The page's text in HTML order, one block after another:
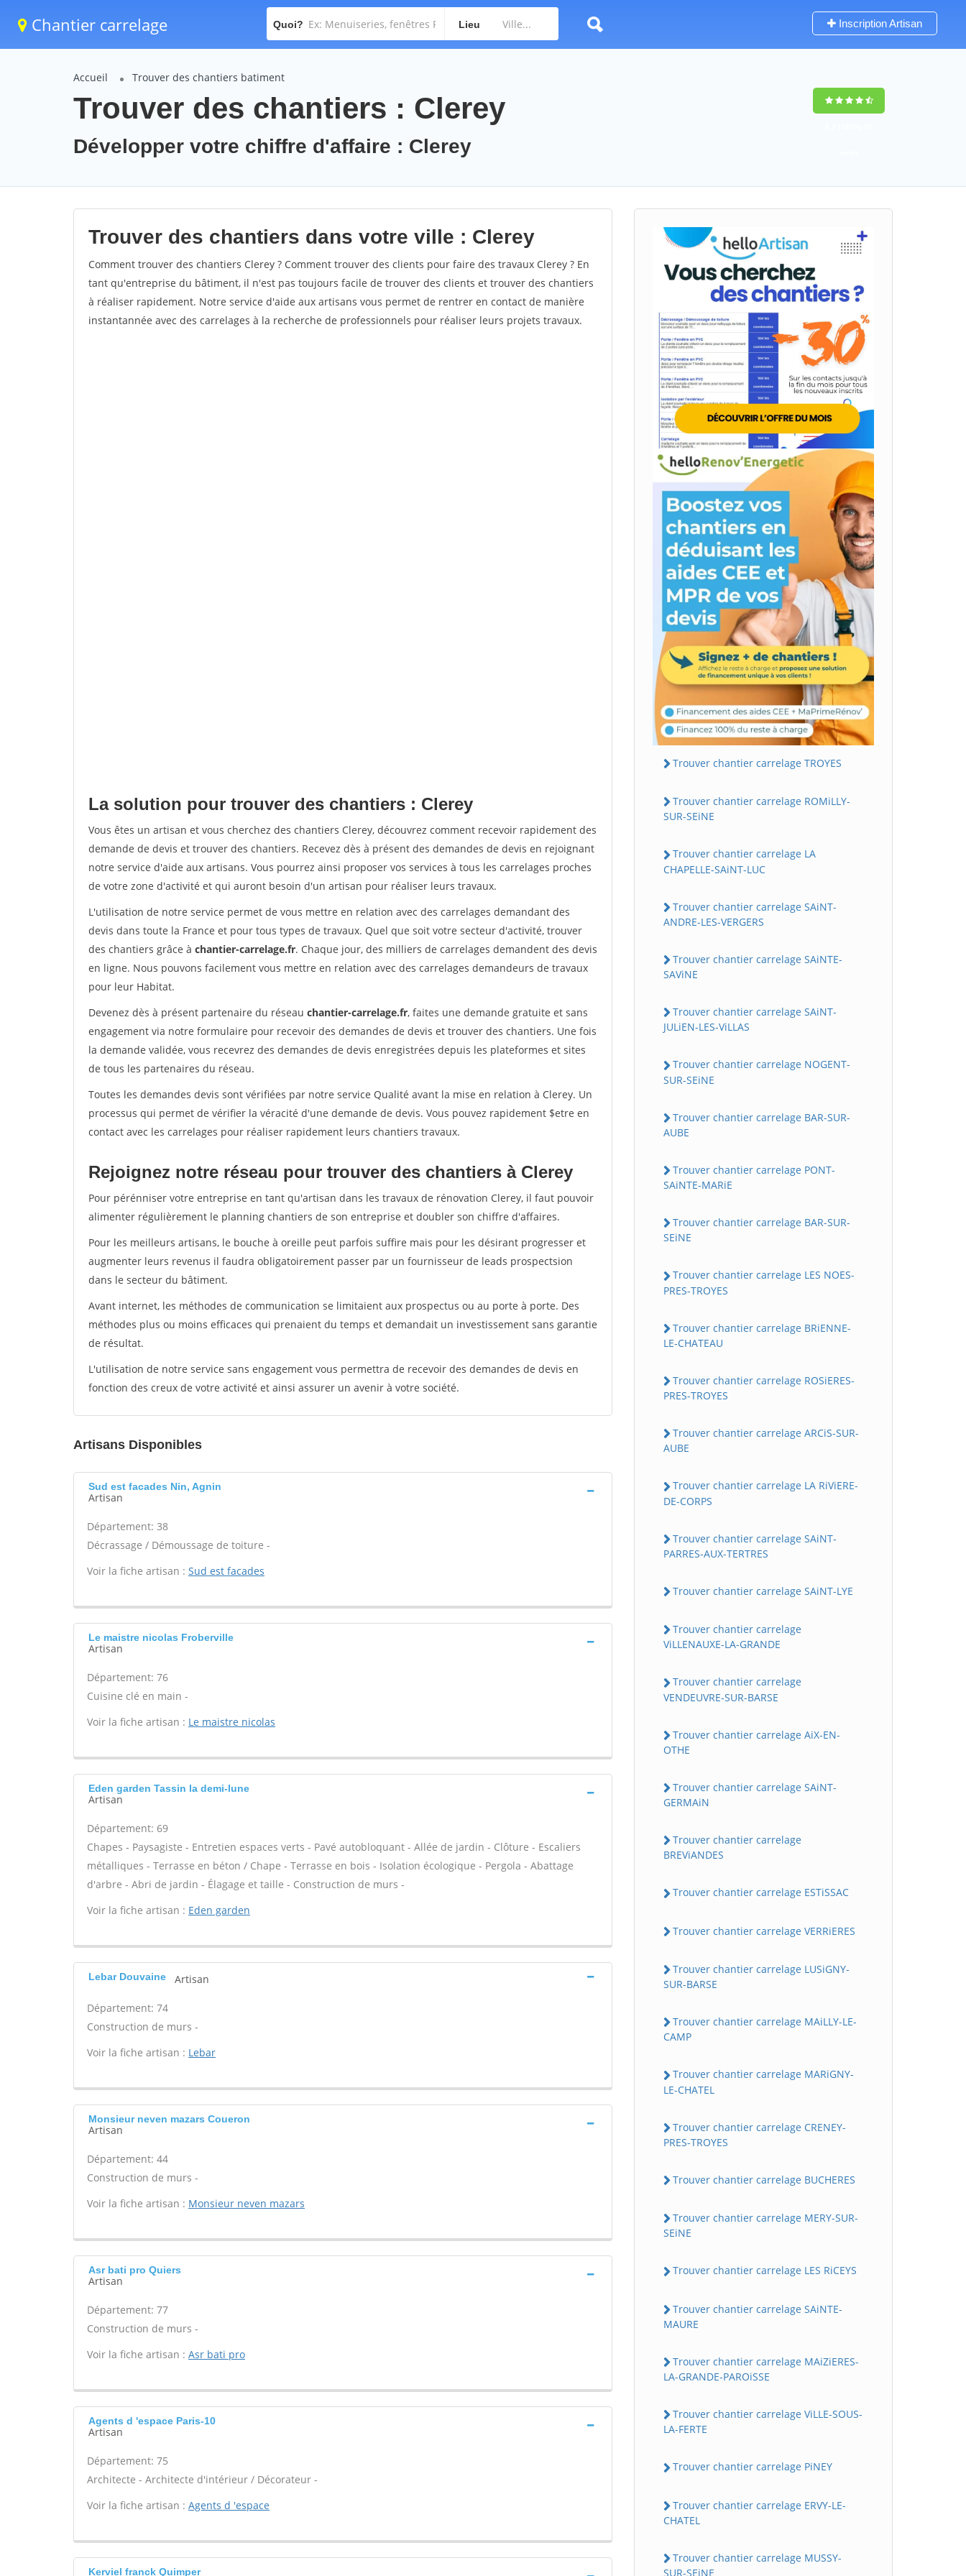
Chantier carrelage Quoi? Lieu Inscription Artisan
Accueil Trouver des chantiers batiment
Trouver des chantiers : Clerey
Développer votre chiffre d'affaire : Clerey
Trouver des chantiers dans votre ville : Clerey
Comment trouver des chantiers Clerey ? Comment trouver des clients pour faire des travaux Clerey ? En
tant qu'entreprise du bâtiment, il n'est pas toujours facile de trouver des clients et trouver des chantiers
à réaliser rapidement. Notre service d'aide aux artisans vous permet de rentrer en contact de manière
instantannée avec des carrelages à la recherche de professionnels pour réaliser leurs projets travaux.
La solution pour trouver des chantiers : Clerey
Vous êtes un artisan et vous cherchez des chantiers Clerey, découvrez comment recevoir rapidement des
demande de devis et trouver des chantiers. Recevez dès à présent des demandes de devis en rejoignant
notre service d'aide aux artisans. Vous pourrez ainsi proposer vos services à tous les carrelages proches
de votre zone d'activité et qui auront besoin d'un artisan pour réaliser leurs travaux.
L'utilisation de notre service permet de vous mettre en relation avec des carrelages demandant des
devis dans toute la France et pour tous types de travaux. Quel que soit votre secteur d'activité, trouver
des chantiers grâce à chantier-carrelage.fr. Chaque jour, des milliers de carrelages demandent des devis
en ligne. Nous pouvons facilement vous mettre en relation avec des carrelages demandeurs de travaux
pour leur Habitat.
Devenez dès à présent partenaire du réseau chantier-carrelage.fr, faites une demande gratuite et sans
engagement via notre formulaire pour recevoir des demandes de devis et trouver des chantiers. Une fois
la demande validée, vous recevrez des demandes de devis enregistrées depuis les plateformes et sites
de tous les partenaires du réseau.
Toutes les demandes devis sont vérifiées par notre service Qualité avant la mise en relation à Clerey. Un
processus qui permet de vérifier la véracité d'une demande de devis. Vous pouvez rapidement $etre en
contact avec les carrelages pour réaliser rapidement leurs chantiers travaux.
Rejoignez notre réseau pour trouver des chantiers à Clerey
Pour pérénniser votre entreprise en tant qu'artisan dans les travaux de rénovation Clerey, il faut pouvoir
alimenter régulièrement le planning chantiers de son entreprise et doubler son chiffre d'affaires.
Pour les meilleurs artisans, le bouche à oreille peut parfois suffire mais pour les désirant progresser et
augmenter leurs revenus il faudra obligatoirement passer par un fournisseur de leads prospectsion
dans le secteur du bâtiment.
Avant internet, les méthodes de communication se limitaient aux prospectus ou au porte à porte. Des
méthodes plus ou moins efficaces qui prenaient du temps et demandait un investissement sans garantie
de résultat.
L'utilisation de notre service sans engagement vous permettra de recevoir des demandes de devis en
fonction des creux de votre activité et ainsi assurer un avenir à votre société.
Artisans Disponibles
Sud est facades Nin, Agnin
Artisan
Département: 38
Décrassage / Démoussage de toiture -
Voir la fiche artisan : Sud est facades
Le maistre nicolas Froberville
Artisan
Département: 76
Cuisine clé en main -
Voir la fiche artisan : Le maistre nicolas
Eden garden Tassin la demi-lune
Artisan
Département: 69
Chapes - Paysagiste - Entretien espaces verts - Pavé autobloquant - Allée de jardin - Clôture - Escaliers
métalliques - Terrasse en béton / Chape - Terrasse en bois - Isolation écologique - Pergola - Abattage
d'arbre - Abri de jardin - Élagage et taille - Construction de murs -
Voir la fiche artisan : Eden garden
Lebar Douvaine Artisan
Département: 74
Construction de murs -
Voir la fiche artisan : Lebar
Monsieur neven mazars Coueron
Artisan
Département: 44
Construction de murs -
Voir la fiche artisan : Monsieur neven mazars
Asr bati pro Quiers
Artisan
Département: 77
Construction de murs -
Voir la fiche artisan : Asr bati pro
Agents d 'espace Paris-10
Artisan
Département: 75
Architecte - Architecte d'intérieur / Décorateur -
Voir la fiche artisan : Agents d 'espace
Kerviel franck Quimper
Trouver chantier carrelage TROYES
Trouver chantier carrelage ROMiLLY-
SUR-SEiNE
Trouver chantier carrelage LA
CHAPELLE-SAiNT-LUC
Trouver chantier carrelage SAiNT-
ANDRE-LES-VERGERS
Trouver chantier carrelage SAiNTE-
SAViNE
Trouver chantier carrelage SAiNT-
JULiEN-LES-ViLLAS
Trouver chantier carrelage NOGENT-
SUR-SEiNE
Trouver chantier carrelage BAR-SUR-
AUBE
Trouver chantier carrelage PONT-
SAiNTE-MARiE
Trouver chantier carrelage BAR-SUR-
SEiNE
Trouver chantier carrelage LES NOES-
PRES-TROYES
Trouver chantier carrelage BRiENNE-
LE-CHATEAU
Trouver chantier carrelage ROSiERES-
PRES-TROYES
Trouver chantier carrelage ARCiS-SUR-
AUBE
Trouver chantier carrelage LA RiViERE-
DE-CORPS
Trouver chantier carrelage SAiNT-
PARRES-AUX-TERTRES
Trouver chantier carrelage SAiNT-LYE
Trouver chantier carrelage
ViLLENAUXE-LA-GRANDE
Trouver chantier carrelage
VENDEUVRE-SUR-BARSE
Trouver chantier carrelage AiX-EN-
OTHE
Trouver chantier carrelage SAiNT-
GERMAiN
Trouver chantier carrelage
BREViANDES
Trouver chantier carrelage ESTiSSAC
Trouver chantier carrelage VERRiERES
Trouver chantier carrelage LUSiGNY-
SUR-BARSE
Trouver chantier carrelage MAiLLY-LE-
CAMP
Trouver chantier carrelage MARiGNY-
LE-CHATEL
Trouver chantier carrelage CRENEY-
PRES-TROYES
Trouver chantier carrelage BUCHERES
Trouver chantier carrelage MERY-SUR-
SEiNE
Trouver chantier carrelage LES RiCEYS
Trouver chantier carrelage SAiNTE-
MAURE
Trouver chantier carrelage MAiZiERES-
LA-GRANDE-PAROiSSE
Trouver chantier carrelage ViLLE-SOUS-
LA-FERTE
Trouver chantier carrelage PiNEY
Trouver chantier carrelage ERVY-LE-
CHATEL
Trouver chantier carrelage MUSSY-
SUR-SEiNE